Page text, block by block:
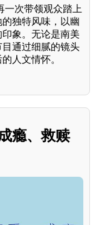
一次带领观众踏上
独特风味，以幽
象。无论是南美
通过细腻的镜头
人文情怀。
瘾、救赎